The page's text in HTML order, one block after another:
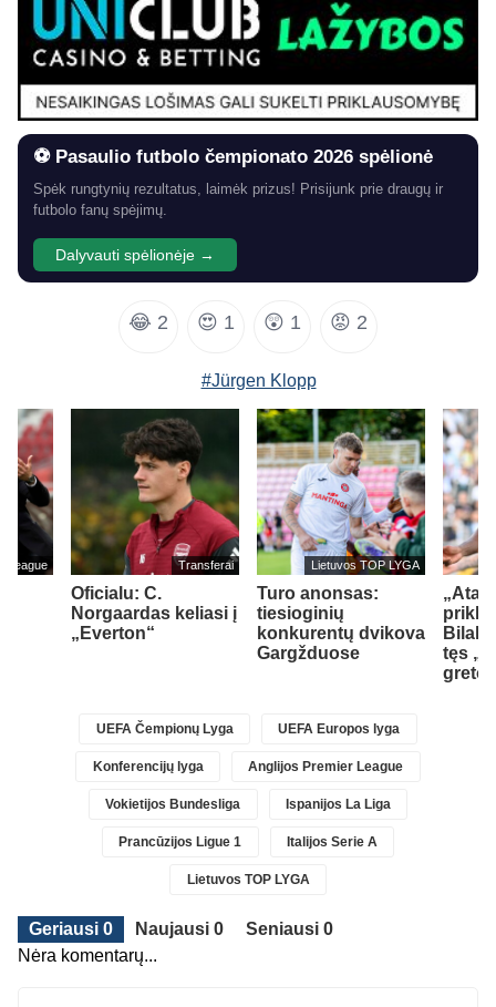
⚽ Pasaulio futbolo čempionato 2026 spėlionė
Spėk rungtynių rezultatus, laimėk prizus! Prisijunk prie draugų ir
futbolo fanų spėjimų.
Dalyvauti spėlionėje →
😂 2 😍 1 😲 1 😡 2
#Jürgen Klopp
League Transferai
Oficialu: C.
Norgaardas keliasi į
„Everton“
Lietuvos TOP LYGA
Turo anonsas:
tiesioginių
konkurentų dvikova
Gargžduose
Bilal
tęs
UEFA Čempionų Lyga UEFA Europos lyga
Konferencijų lyga Anglijos Premier League
Vokietijos Bundesliga Ispanijos La Liga
Prancūzijos Ligue 1 Italijos Serie A
Lietuvos TOP LYGA
Geriausi 0 Naujausi 0
Seniausi 0
Nėra komentarų...